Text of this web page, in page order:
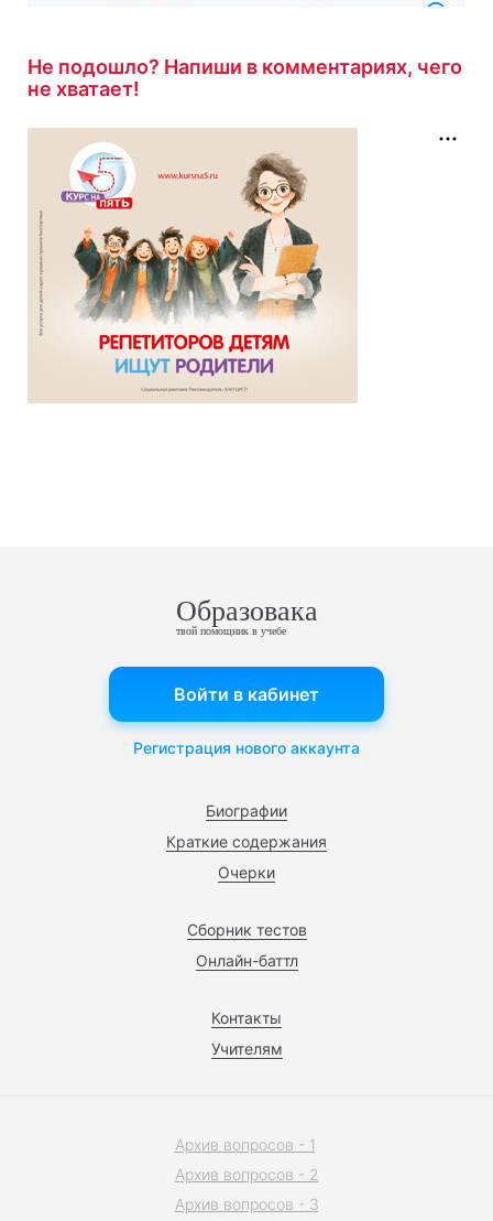
Не подошло? Напиши в комментариях, чего
не хватает!
Образовака
твой помощник в учебе
Биографии
Краткие содержания
Очерки
Сборник тестов
Онлайн-баттл
Контакты
Учителям
Войти в кабинет
Регистрация нового аккаунта
Архив вопросов - 1
Архив вопросов - 2
Архив вопросов - 3